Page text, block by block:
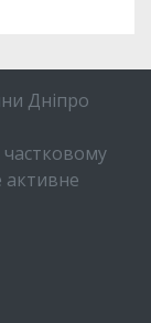
Дніпро
активне